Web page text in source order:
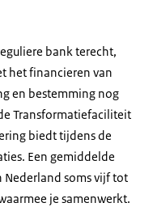
bank terecht,
het financieren van
en bestemming nog
Transformatiefaciliteit
biedt tijdens de
Een gemiddelde
soms vijf tot
je samenwerkt.